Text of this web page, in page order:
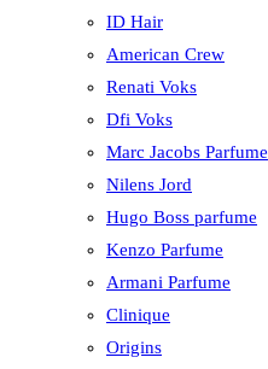
ID Hair
American Crew
Renati Voks
Dfi Voks
Marc Jacobs Parfume
Nilens Jord
Hugo Boss parfume
Kenzo Parfume
Armani Parfume
Clinique
Origins